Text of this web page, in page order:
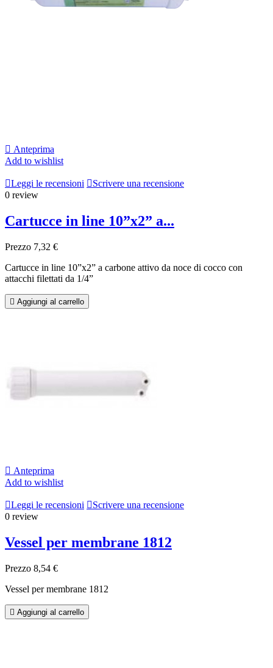
 Anteprima
Add to wishlist
Leggi le recensioni Scrivere una recensione
0 review
Cartucce in line 10”x2” a...
Prezzo 7,32 €
Cartucce in line 10”x2” a carbone attivo da noce di cocco con
attacchi filettati da 1/4”
 Aggiungi al carrello
 Anteprima
Add to wishlist
Leggi le recensioni Scrivere una recensione
0 review
Vessel per membrane 1812
Prezzo 8,54 €
Vessel per membrane 1812
 Aggiungi al carrello